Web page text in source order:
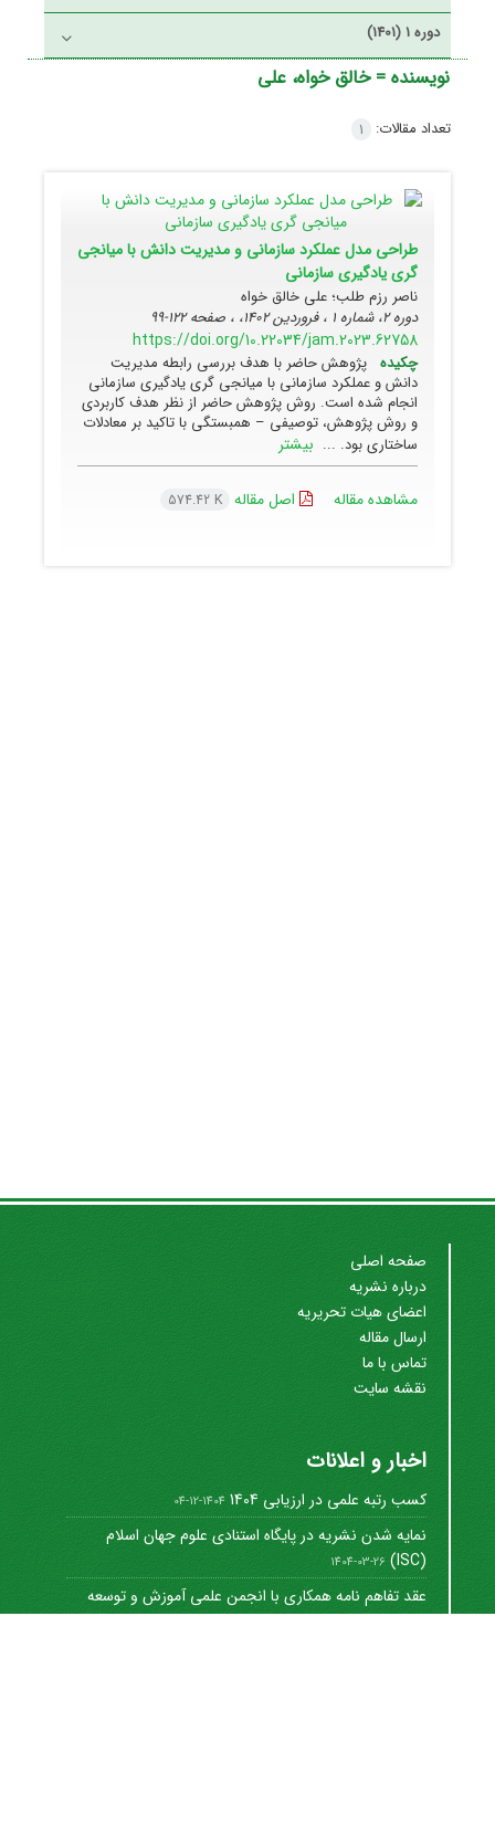
دوره 1 (1401)
نویسنده =خالق خواه، علی
تعداد مقالات: 1
طراحی مدل عملکرد سازمانی و مدیریت دانش با میانجی
گری یادگیری سازمانی
ناصر رزم طلب؛ علی خالق خواه
دوره 2، شماره 1 ، فروردین 1402، ، صفحه
122-99
https://doi.org/10.22034/jam.2023.62758
چکیده پژوهش حاضر با هدف بررسی رابطه مدیریت
دانش و عملکرد سازمانی با میانجی گری یادگیری سازمانی
انجام شده است. روش پژوهش حاضر از نظر هدف کاربردی
و روش پژوهش، توصیفی – همبستگی با تاکید بر معادلات
ساختاری بود. ... بیشتر
مشاهده مقاله اصل مقاله 574.42 K
صفحه اصلی
درباره نشریه
اعضای هیات تحریریه
ارسال مقاله
تماس با ما
نقشه سایت
اخبار و اعلانات
کسب رتبه علمی در ارزیابی 1404 1404-12-04
نمایه شدن نشریه در پایگاه استنادی علوم جهان اسلام
(ISC)
1404-03-26
عقد تفاهم نامه همکاری با انجمن علمی آموزش و توسعه
منابع ...